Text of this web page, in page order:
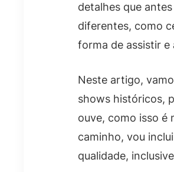
detalhes que
diferentes, como
forma de assistir e
Neste artigo,
shows históricos,
ouve, como isso é
caminho, vou
qualidade,